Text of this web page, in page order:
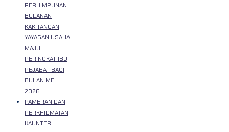
PERHIMPUNAN
BULANAN
KAKITANGAN
YAYASAN USAHA
MAJU
PERINGKAT IBU
PEJABAT BAGI
BULAN MEI
2026
PAMERAN DAN
PERKHIDMATAN
KAUNTER